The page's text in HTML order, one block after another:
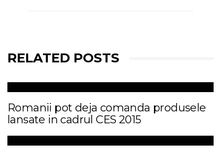
RELATED POSTS
Romanii pot deja comanda produsele
lansate in cadrul CES 2015